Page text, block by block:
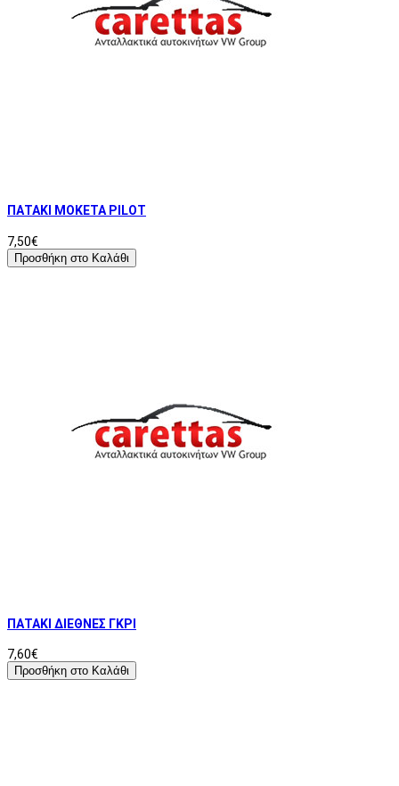
ΠΑΤΑΚΙ ΜΟΚΕΤΑ PILOT
7,50€
Προσθήκη στο Καλάθι
ΠΑΤΑΚΙ ΔΙΕΘΝΕΣ ΓΚΡΙ
7,60€
Προσθήκη στο Καλάθι